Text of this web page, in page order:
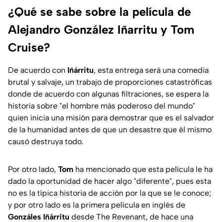
¿Qué se sabe sobre la película de
Alejandro González Iñarritu y Tom
Cruise?
De acuerdo con Iñárritu, esta entrega será una comedia
brutal y salvaje, un trabajo de proporciones catastróficas
donde de acuerdo con algunas filtraciones, se espera la
historia sobre "el hombre más poderoso del mundo"
quien inicia una misión para demostrar que es el salvador
de la humanidad antes de que un desastre que él mismo
causó destruya todo.
Por otro lado, Tom ha mencionado que esta película le ha
dado la oportunidad de hacer algo "diferente", pues esta
no es la típica historia de acción por la que se le conoce;
y por otro lado es la primera película en inglés de
Gonzáles Iñárritu desde The Revenant, de hace una